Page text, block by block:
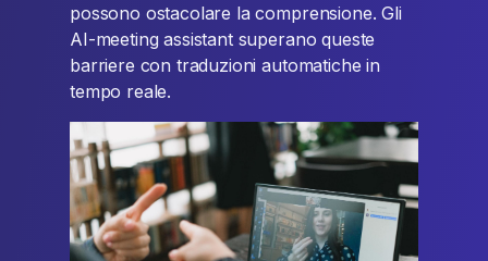
possono ostacolare la comprensione. Gli
AI-meeting assistant superano queste
barriere con traduzioni automatiche in
tempo reale.